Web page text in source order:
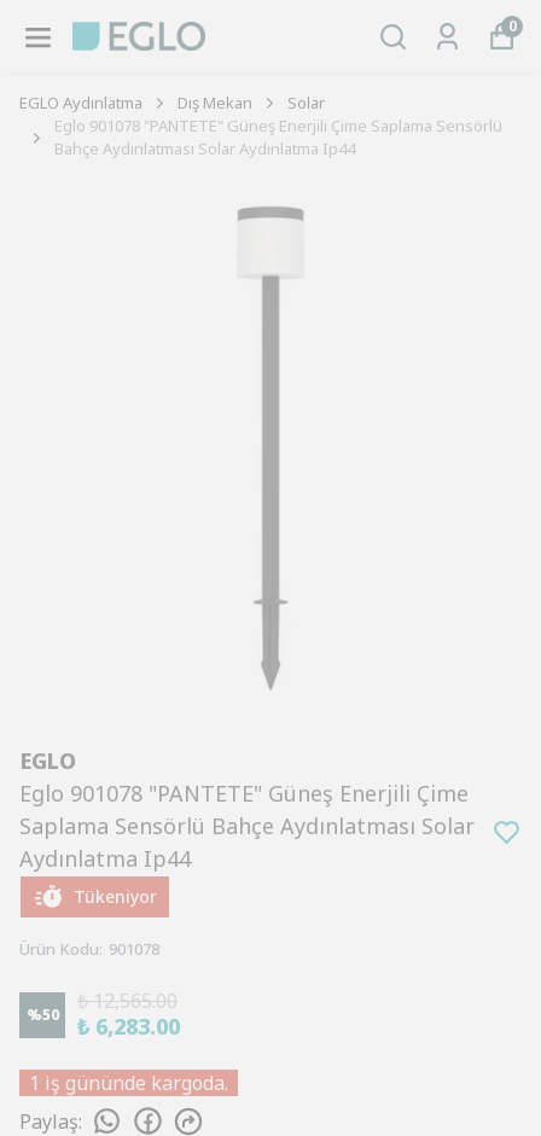
0
EGLO Aydınlatma Dış Mekan
Solar
Eglo 901078 "PANTETE" Güneş Enerjili Çime Saplama Sensörlü
Bahçe Aydınlatması Solar Aydınlatma Ip44
EGLO
Eglo 901078 "PANTETE" Güneş Enerjili Çime
Saplama Sensörlü Bahçe Aydınlatması Solar
Aydınlatma Ip44
Tükeniyor
Ürün Kodu: 901078
%50
₺ 12,565.00
₺ 6,283.00
1 iş gününde kargoda.
Paylaş: